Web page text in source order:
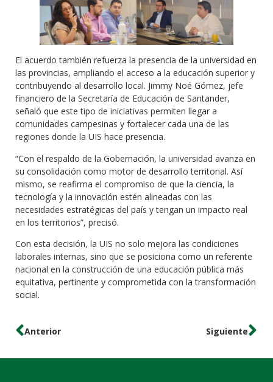
El acuerdo también refuerza la presencia de la universidad en
las provincias, ampliando el acceso a la educación superior y
contribuyendo al desarrollo local. Jimmy Noé Gómez, jefe
financiero de la Secretaría de Educación de Santander,
señaló que este tipo de iniciativas permiten llegar a
comunidades campesinas y fortalecer cada una de las
regiones donde la UIS hace presencia.
“Con el respaldo de la Gobernación, la universidad avanza en
su consolidación como motor de desarrollo territorial. Así
mismo, se reafirma el compromiso de que la ciencia, la
tecnología y la innovación estén alineadas con las
necesidades estratégicas del país y tengan un impacto real
en los territorios”, precisó.
Con esta decisión, la UIS no solo mejora las condiciones
laborales internas, sino que se posiciona como un referente
nacional en la construcción de una educación pública más
equitativa, pertinente y comprometida con la transformación
social.
Anterior Siguiente